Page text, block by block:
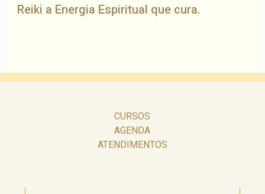
Reiki a Energia Espiritual que cura.
CURSOS
AGENDA
ATENDIMENTOS